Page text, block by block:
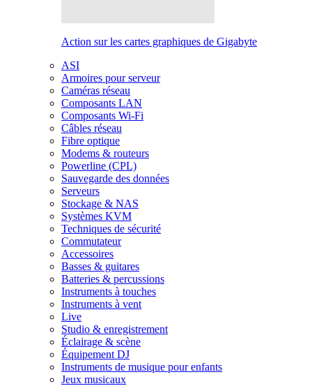
Action sur les cartes graphiques de Gigabyte
ASI
Armoires pour serveur
Caméras réseau
Composants LAN
Composants Wi-Fi
Câbles réseau
Fibre optique
Modems & routeurs
Powerline (CPL)
Sauvegarde des données
Serveurs
Stockage & NAS
Systèmes KVM
Techniques de sécurité
Commutateur
Accessoires
Basses & guitares
Batteries & percussions
Instruments à touches
Instruments à vent
Live
Studio & enregistrement
Éclairage & scène
Équipement DJ
Instruments de musique pour enfants
Jeux musicaux